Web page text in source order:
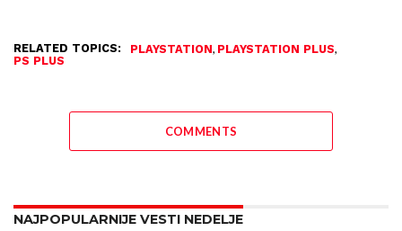
RELATED TOPICS: PLAYSTATION, PLAYSTATION PLUS,
PS PLUS
COMMENTS
NAJPOPULARNIJE VESTI NEDELJE